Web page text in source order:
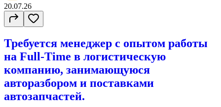
20.07.26
Требуется менеджер с опытом работы
на Full-Time в логистическую
компанию, занимающуюся
авторазбором и поставками
автозапчастей.